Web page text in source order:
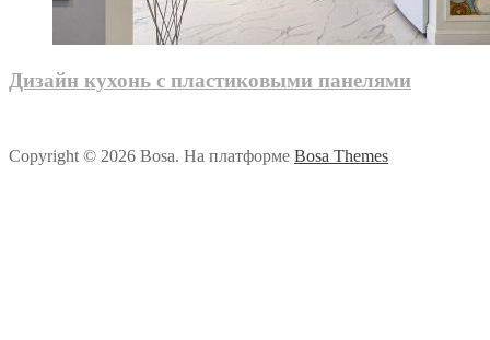
Дизайн кухонь с пластиковыми панелями
Copyright © 2026 Bosa. На платформе Bosa Themes